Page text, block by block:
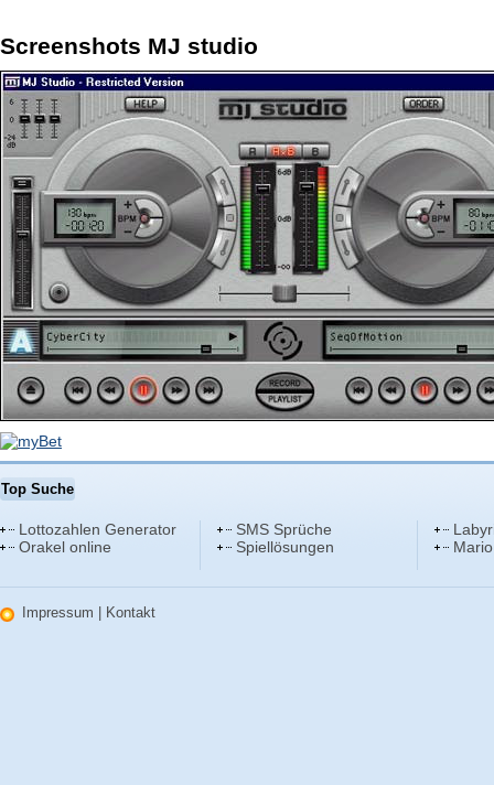
Screenshots MJ studio
Top Suche
Lottozahlen Generator
Orakel online
SMS Sprüche
Spiellösungen
Impressum Kontakt